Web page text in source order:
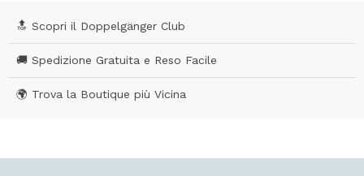
🔝 Scopri il Doppelgänger Club
🚚 Spedizione Gratuita e Reso Facile
🌍 Trova la Boutique più Vicina